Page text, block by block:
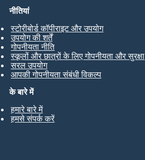
के बारे में
हमारे बारे में
हमसे संपर्क करें
नीतियां
स्टोरीबोर्ड कॉपीराइट और उपयोग
उपयोग की शर्तें
गोपनीयता नीति
स्कूलों और छात्रों के लिए गोपनीयता और सुरक्षा
सरल उपयोग
आपकी गोपनीयता संबंधी विकल्प